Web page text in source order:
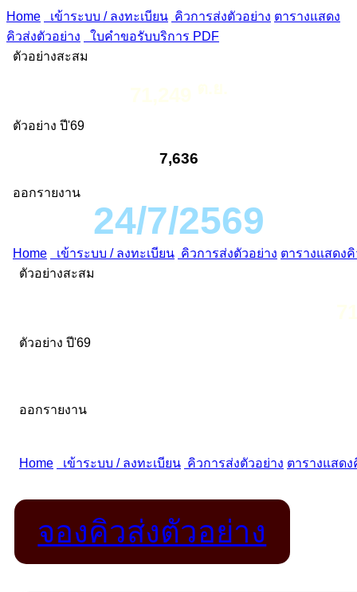
Home เข้าระบบ / ลงทะเบียน คิวการส่งตัวอย่าง ตารางแสดง
คิวส่งตัวอย่าง
ใบคำขอรับบริการ PDF
ตัวอย่างสะสม
ตัวอย่าง ปี'69
7,636
ออกรายงาน
24/7/2569
จองคิวส่งตัวอย่าง